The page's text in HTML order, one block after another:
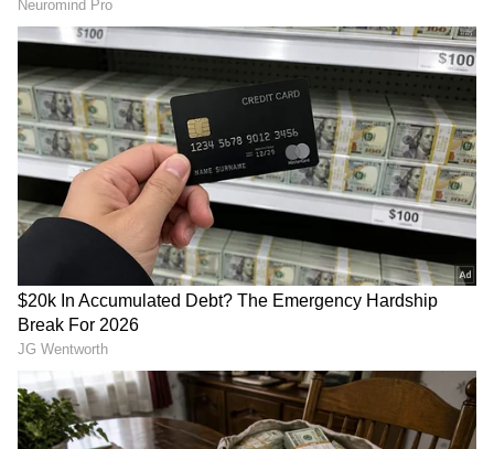
ಅಲ್ಲು ಅರ್ಜುನ್‌ಗೆ ಭರ್ಜರಿ ಗಿಫ್ಟ್
ಆರ್‌ಸಿಬಿ ಹಾಗೂ ಸನ್‌ರೈಸರ್ಸ್ ನಡುವಿನ ಪಂದ್ಯದ ಬಳಿಕ
ವೆಂಕಟೇಶ್ ಅಯ್ಯರ್ ಅಲ್ಲು ಅರ್ಜುನ್ ಭೇಟಿ ಮಾಡಿದ್ದಾರೆ.
ಈ ವೇಳೆ ಅಲ್ಲು ಅರ್ಜುನ್ ಪುತ್ರನಿಗೆ ಸಹಿ ಮಾಡಿದ ಆರ್‌ಸಿಬಿ
ಜರ್ಸಿಯನ್ನು ಉಡುಗೊರೆಯಾಗಿ ವೆಂಕಟೇಶ್ ಐಯ್ಯರ್
ನೀಡಿದ್ದಾರೆ.